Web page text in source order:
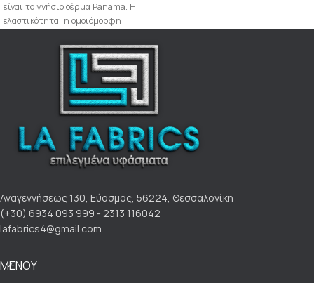
είναι το γνήσιο δέρμα Panama. Η
ελαστικότητα, η ομοιόμορφη
Αναγεννήσεως 130, Εύοσμος, 56224, Θεσσαλονίκη
(+30) 6934 093 999 - 2313 116042
lafabrics4@gmail.com
ΜΕΝΟΥ